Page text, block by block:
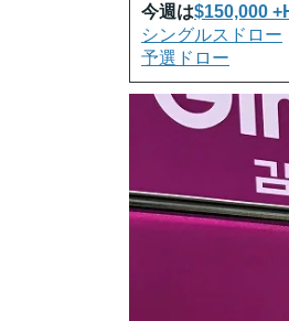
今週は$150,000
シングルスドロー
予選ドロー